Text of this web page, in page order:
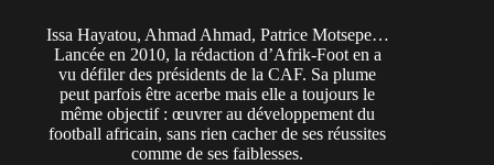
Issa Hayatou, Ahmad Ahmad, Patrice Motsepe…
Lancée en 2010, la rédaction d’Afrik-Foot en a
vu défiler des présidents de la CAF. Sa plume
peut parfois être acerbe mais elle a toujours le
même objectif : œuvrer au développement du
football africain, sans rien cacher de ses réussites
comme de ses faiblesses.